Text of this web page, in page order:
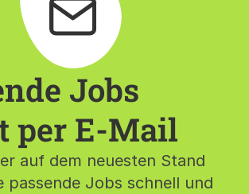
Jobs
per E-Mail
auf dem neuesten Stand
passende Jobs schnell und